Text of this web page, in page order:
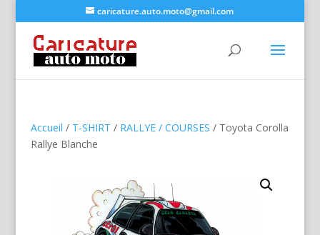
caricature.auto.moto@gmail.com
Accueil / T-SHIRT / RALLYE / COURSES / Toyota Corolla
Rallye Blanche